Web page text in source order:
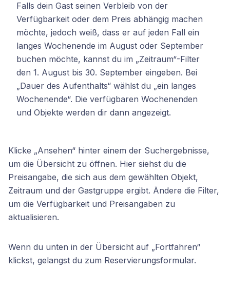
Falls dein Gast seinen Verbleib von der
Verfügbarkeit oder dem Preis abhängig machen
möchte, jedoch weiß, dass er auf jeden Fall ein
langes Wochenende im August oder September
buchen möchte, kannst du im „Zeitraum“-Filter
den 1. August bis 30. September eingeben. Bei
„Dauer des Aufenthalts“ wählst du „ein langes
Wochenende“. Die verfügbaren Wochenenden
und Objekte werden dir dann angezeigt.
Klicke „Ansehen“ hinter einem der Suchergebnisse,
um die Übersicht zu öffnen. Hier siehst du die
Preisangabe, die sich aus dem gewählten Objekt,
Zeitraum und der Gastgruppe ergibt. Ändere die Filter,
um die Verfügbarkeit und Preisangaben zu
aktualisieren.
Wenn du unten in der Übersicht auf „Fortfahren“
klickst, gelangst du zum Reservierungsformular.